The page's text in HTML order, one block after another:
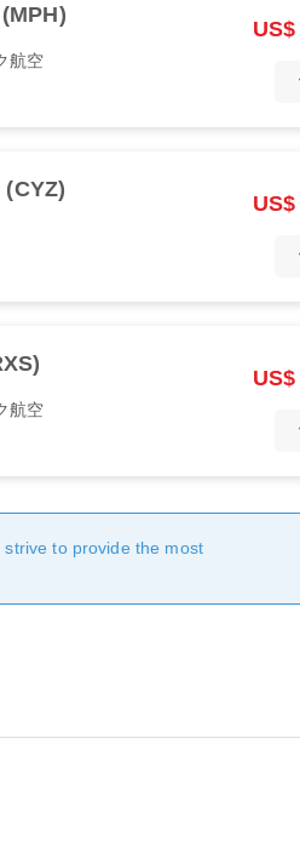
航空
航空
to provide the most